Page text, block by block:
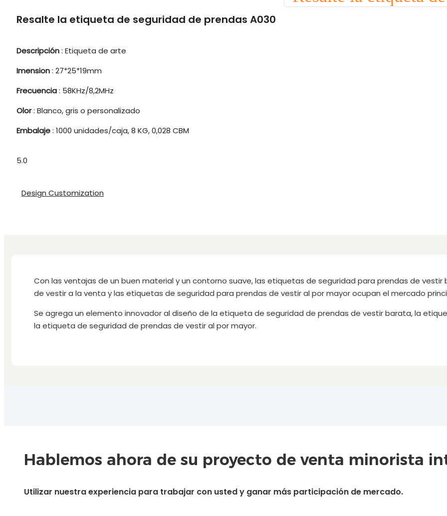
Resalte la etiqueta de seguridad de prendas A030
Descripción: Etiqueta de arte
Imension: 27*25*19mm
Frecuencia: 58KHz/8,2MHz
Olor: Blanco, gris o personalizado
Embalaje: 1000 unidades/caja, 8 KG, 0,028 CBM
5.0
Design Customization
Con las ventajas de un buen material y un contorno suave, las etiquetas de seguridad para prendas de
de vestir a la venta y las etiquetas de seguridad para prendas de vestir al por mayor ocupan el mercado
Se agrega un elemento innovador al diseño de la etiqueta de seguridad de prendas de vestir barata, la
la etiqueta de seguridad de prendas de vestir al por mayor.
Hablemos ahora de su proyecto de venta minorista
Utilizar nuestra experiencia para trabajar con usted y ganar más participación de mercado.